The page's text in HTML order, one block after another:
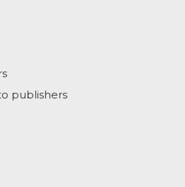
publishers